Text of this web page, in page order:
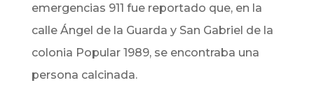
emergencias 911 fue reportado que, en la
calle Ángel de la Guarda y San Gabriel de la
colonia Popular 1989, se encontraba una
persona calcinada.